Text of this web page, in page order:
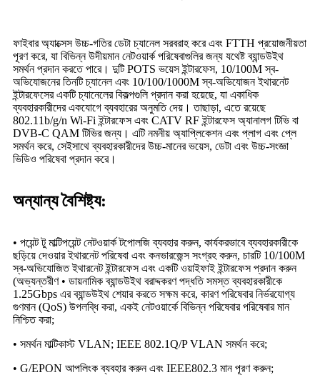
ফাইবার অ্যাক্সেস উচ্চ-গতির ডেটা চ্যানেল সরবরাহ করে এবং FTTH প্রয়োজনীয়তা
পূরণ করে, যা বিভিন্ন উদীয়মান নেটওয়ার্ক পরিষেবাগুলির জন্য যথেষ্ট ব্যান্ডউইথ
সমর্থন প্রদান করতে পারে। দুটি POTS ভয়েস ইন্টারফেস, 10/100M স্ব-
অভিযোজনের তিনটি চ্যানেল এবং 10/100/1000M স্ব-অভিযোজন ইথারনেট
ইন্টারফেসের একটি চ্যানেলের বিকল্পগুলি প্রদান করা হয়েছে, যা একাধিক
ব্যবহারকারীদের একযোগে ব্যবহারের অনুমতি দেয়। তাছাড়া, এতে রয়েছে
802.11b/g/n Wi-Fi ইন্টারফেস এবং CATV RF ইন্টারফেস অ্যানালগ টিভি বা
DVB-C QAM টিভির জন্য। এটি নমনীয় অ্যাপ্লিকেশন এবং প্লাগ এবং প্লে
সমর্থন করে, সেইসাথে ব্যবহারকারীদের উচ্চ-মানের ভয়েস, ডেটা এবং উচ্চ-সংজ্ঞা
ভিডিও পরিষেবা প্রদান করে।
অন্যান্য বৈশিষ্ট্য:
• পয়েন্ট টু মাল্টিপয়েন্ট নেটওয়ার্ক টপোলজি ব্যবহার করুন, কার্যকরভাবে ব্যবহারকারীকে
ছড়িয়ে দেওয়ার ইথারনেট পরিষেবা এবং কনভারজেন্স সংগ্রহ করুন, চারটি 10/100M
স্ব-অভিযোজিত ইথারনেট ইন্টারফেস এবং একটি ওয়াইফাই ইন্টারফেস প্রদান করুন
(অভ্যন্তরীণ • ডায়নামিক ব্যান্ডউইথ বরাদ্দকরণ পদ্ধতি সমস্ত ব্যবহারকারীকে
1.25Gbps এর ব্যান্ডউইথ শেয়ার করতে সক্ষম করে, কারণ পরিষেবার নির্ভরযোগ্য
গুণমান (QoS) উপলব্ধি করা, একই নেটওয়ার্কে বিভিন্ন পরিষেবার পরিষেবার মান
নিশ্চিত করা;
• সমর্থন মাল্টিকাস্ট VLAN; IEEE 802.1Q/P VLAN সমর্থন করে;
• G/EPON আপলিংক ব্যবহার করুন এবং IEEE802.3 মান পূরণ করুন;